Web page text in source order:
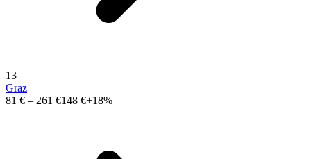
13
Graz
81 € – 261 €148 €+18%